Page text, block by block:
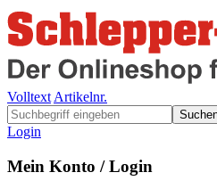
Volltext Artikelnr.
Login
Mein Konto / Login